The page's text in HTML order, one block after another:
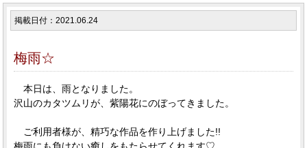
掲載日付：2021.06.24
梅雨☆
本日は、雨となりました。
沢山のカタツムリが、紫陽花にのぼってきました。
ご利用者様が、精巧な作品を作り上げました!!